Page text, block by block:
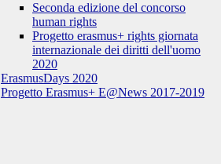
Seconda edizione del concorso
human rights
Progetto erasmus+ rights giornata
internazionale dei diritti dell'uomo
2020
ErasmusDays 2020
Progetto Erasmus+ E@News 2017-2019